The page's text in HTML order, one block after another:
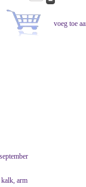
september
arm